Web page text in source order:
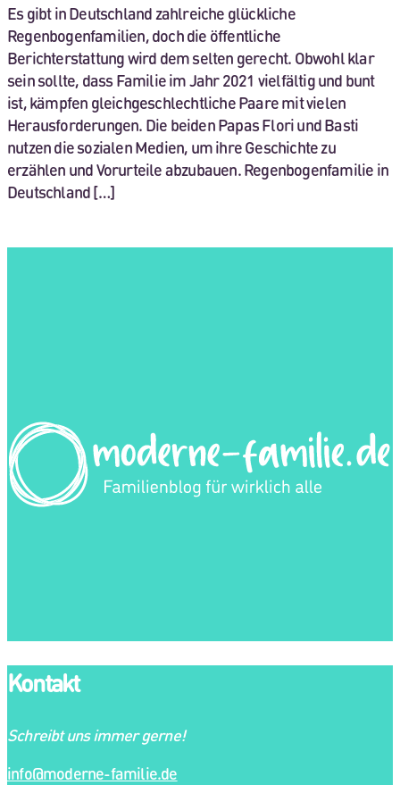
Es gibt in Deutschland zahlreiche glückliche
Regenbogenfamilien, doch die öffentliche
Berichterstattung wird dem selten gerecht. Obwohl klar
sein sollte, dass Familie im Jahr 2021 vielfältig und bunt
ist, kämpfen gleichgeschlechtliche Paare mit vielen
Herausforderungen. Die beiden Papas Flori und Basti
nutzen die sozialen Medien, um ihre Geschichte zu
erzählen und Vorurteile abzubauen. Regenbogenfamilie in
Deutschland […]
Kontakt
Schreibt uns immer gerne!
info@moderne-familie.de